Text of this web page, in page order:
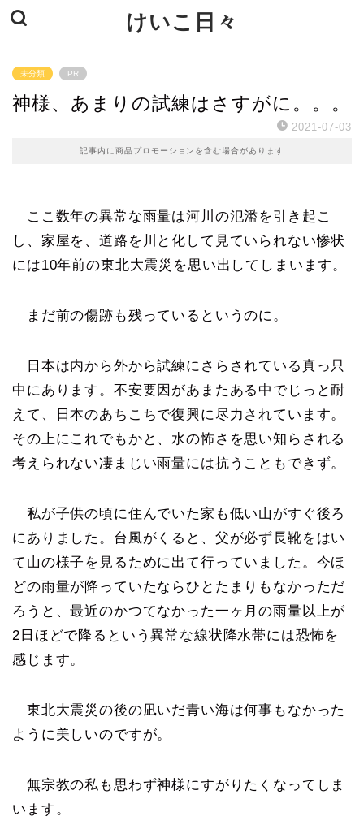
けいこ日々
未分類 PR
神様、あまりの試練はさすがに。。。
2021-07-03
記事内に商品プロモーションを含む場合があります
ここ数年の異常な雨量は河川の氾濫を引き起こ
し、家屋を、道路を川と化して見ていられない惨状
には10年前の東北大震災を思い出してしまいます。
まだ前の傷跡も残っているというのに。
日本は内から外から試練にさらされている真っ只
中にあります。不安要因があまたある中でじっと耐
えて、日本のあちこちで復興に尽力されています。
その上にこれでもかと、水の怖さを思い知らされる
考えられない凄まじい雨量には抗うこともできず。
私が子供の頃に住んでいた家も低い山がすぐ後ろ
にありました。台風がくると、父が必ず長靴をはい
て山の様子を見るために出て行っていました。今ほ
どの雨量が降っていたならひとたまりもなかっただ
ろうと、最近のかつてなかった一ヶ月の雨量以上が
2日ほどで降るという異常な線状降水帯には恐怖を
感じます。
東北大震災の後の凪いだ青い海は何事もなかった
ように美しいのですが。
無宗教の私も思わず神様にすがりたくなってしま
います。